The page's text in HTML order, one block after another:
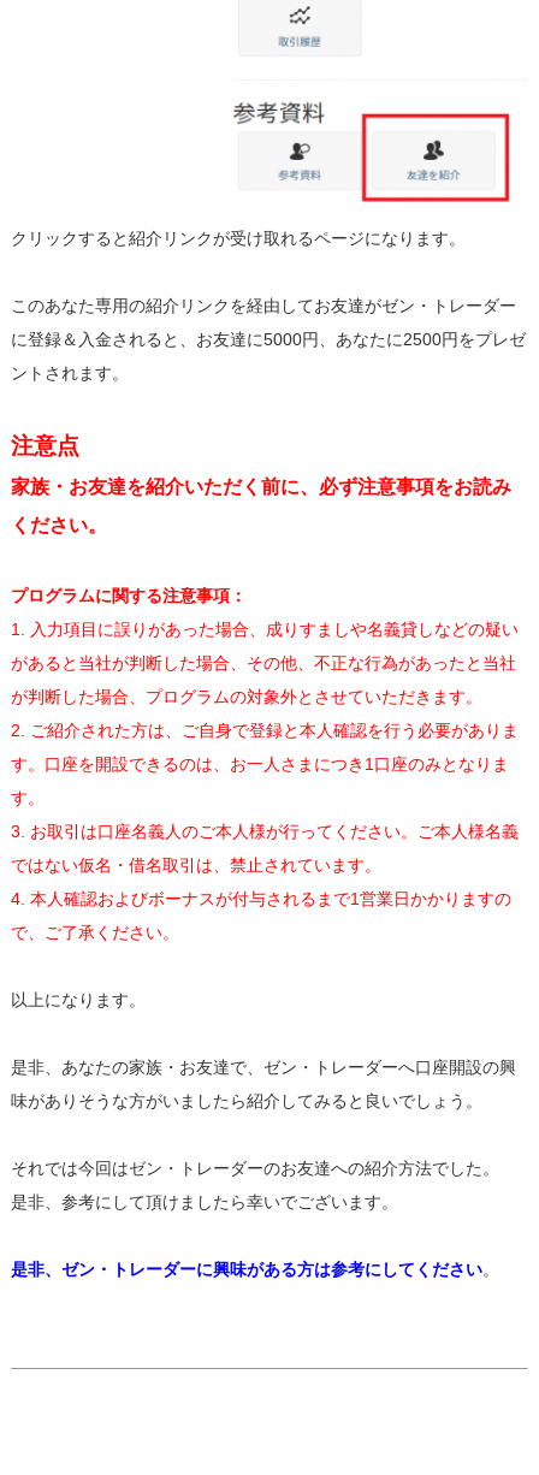
クリックすると紹介リンクが受け取れるページになります。
このあなた専用の紹介リンクを経由してお友達がゼン・トレーダー
に登録＆入金されると、お友達に5000円、あなたに2500円をプレゼ
ントされます。
注意点
家族・お友達を紹介いただく前に、必ず注意事項をお読み
ください。
プログラムに関する注意事項：
1. 入力項目に誤りがあった場合、成りすましや名義貸しなどの疑い
があると当社が判断した場合、その他、不正な行為があったと当社
が判断した場合、プログラムの対象外とさせていただきます。
2. ご紹介された方は、ご自身で登録と本人確認を行う必要がありま
す。口座を開設できるのは、お一人さまにつき1口座のみとなりま
す。
3. お取引は口座名義人のご本人様が行ってください。ご本人様名義
ではない仮名・借名取引は、禁止されています。
4. 本人確認およびボーナスが付与されるまで1営業日かかりますの
で、ご了承ください。
以上になります。
是非、あなたの家族・お友達で、ゼン・トレーダーへ口座開設の興
味がありそうな方がいましたら紹介してみると良いでしょう。
それでは今回はゼン・トレーダーのお友達への紹介方法でした。
是非、参考にして頂けましたら幸いでございます。
是非、ゼン・トレーダーに興味がある方は参考にしてください。